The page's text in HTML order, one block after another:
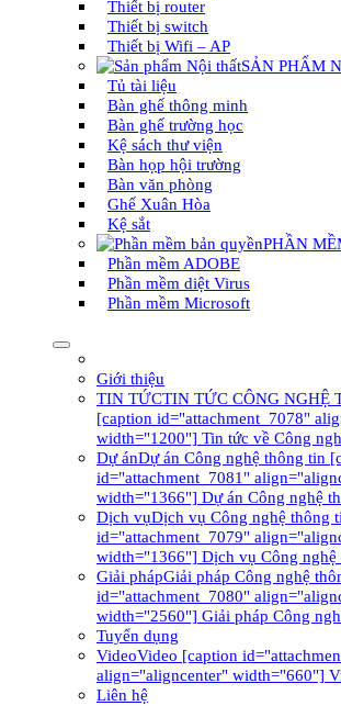
Thiết bị router
Thiết bị switch
Thiết bị Wifi – AP
SẢN PHẨM
Tủ tài liệu
Bàn ghế thông minh
Bàn ghế trường học
Kệ sách thư viện
Bàn họp hội trường
Bàn văn phòng
Ghế Xuân Hòa
Kệ sắt
PHẦN
Phần mềm ADOBE
Phần mềm diệt Virus
Phần mềm Microsoft
Giới thiệu
TIN TỨCTIN TỨC CÔNG NGHỆ
[caption id="attachment_7078"
width="1200"] Tin tức về Công
Dự ánDự án Công nghệ thông tin
id="attachment_7081"
width="1366"] Dự án Công nghệ
Dịch vụDịch vụ Công nghệ thông
id="attachment_7079"
width="1366"] Dịch vụ Công
Giải phápGiải pháp Công nghệ
id="attachment_7080"
width="2560"] Giải pháp Công
Tuyển dụng
VideoVideo [caption
align="aligncenter" width="660"]
Liên hệ